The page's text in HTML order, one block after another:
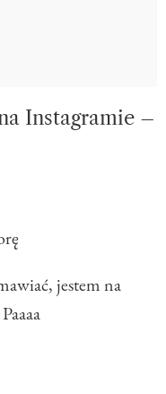
Instagramie –
jestem na